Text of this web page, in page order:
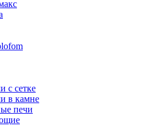
с сетке
в камне
печи